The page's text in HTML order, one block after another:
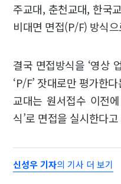
주교대, 춘천교대, 한국
비대면 면접(P/F) 방식
결국 면접방식을 ‘영상
‘P/F’ 잣대로만 평가한
교대는 원서접수 이전
식’로 면접을 실시한다
신성우 기자의 기사 더 보기